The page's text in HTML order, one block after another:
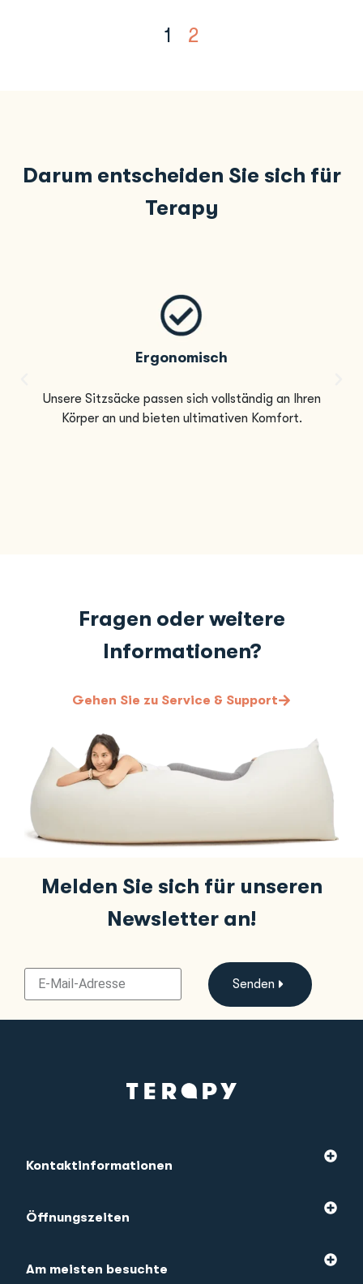
1 2
Darum entscheiden Sie sich für
Terapy
Ergonomisch
Unsere Sitzsäcke passen sich vollständig an Ihren
Körper an und bieten ultimativen Komfort.
Fragen oder weitere
Informationen?
Gehen Sie zu Service & Support
Melden Sie sich für unseren
Newsletter an!
Senden
Kontaktinformationen
Öffnungszeiten
Am meisten besuchte